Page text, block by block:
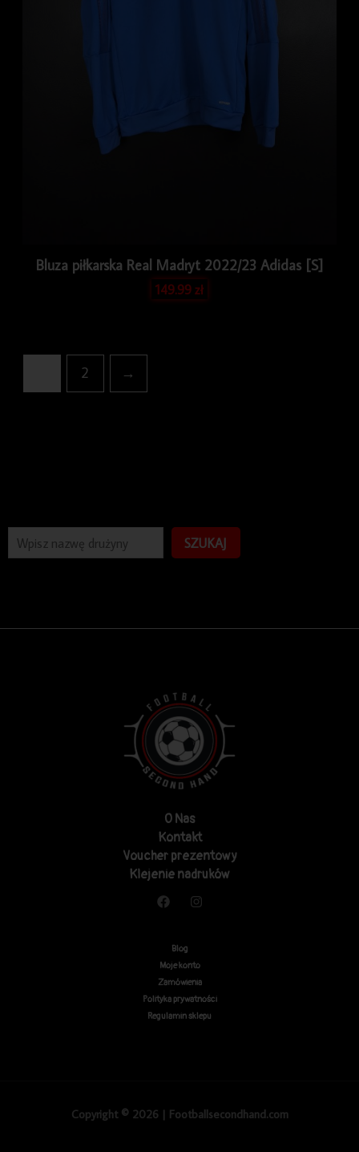
SZUKAJ
Bluza piłkarska Real Madryt 2022/23 Adidas [S]
149.99zł
2 →
O Nas
Kontakt
Voucher prezentowy
Klejenie nadruków
Blog
Moje konto
Zamówienia
Polityka prywatności
Regulamin sklepu
Copyright © 2026 | Footballsecondhand.com